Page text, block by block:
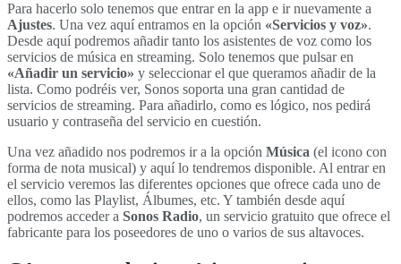
Para hacerlo solo tenemos que entrar en la app e ir nuevamente a
Ajustes. Una vez aquí entramos en la opción «Servicios y voz».
Desde aquí podremos añadir tanto los asistentes de voz como los
servicios de música en streaming. Solo tenemos que pulsar en
«Añadir un servicio» y seleccionar el que queramos añadir de la
lista. Como podréis ver, Sonos soporta una gran cantidad de
servicios de streaming. Para añadirlo, como es lógico, nos pedirá
usuario y contraseña del servicio en cuestión.
Una vez añadido nos podremos ir a la opción Música (el icono con
forma de nota musical) y aquí lo tendremos disponible. Al entrar en
el servicio veremos las diferentes opciones que ofrece cada uno de
ellos, como las Playlist, Álbumes, etc. Y también desde aquí
podremos acceder a Sonos Radio, un servicio gratuito que ofrece el
fabricante para los poseedores de uno o varios de sus altavoces.